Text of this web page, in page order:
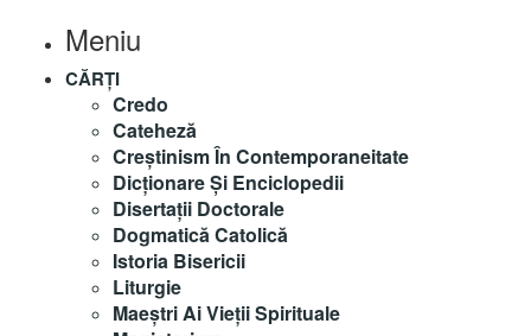
Meniu
CĂRȚI
Credo
Cateheză
Creștinism În Contemporaneitate
Dicționare Și Enciclopedii
Disertații Doctorale
Dogmatică Catolică
Istoria Bisericii
Liturgie
Maeştri Ai Vieţii Spirituale